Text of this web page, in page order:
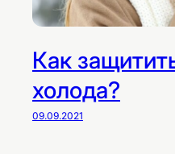
Как
холода?
09.09.2021